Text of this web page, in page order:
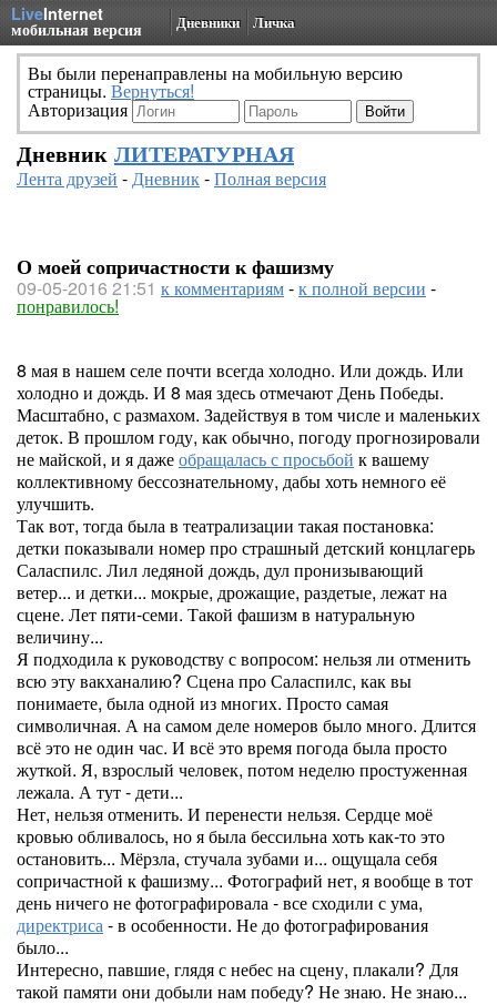
LiveInternet
мобильная версия Дневники Личка
Вы были перенаправлены на мобильную версию
страницы. Вернуться!
Авторизация
Дневник ЛИТЕРАТУРНАЯ
Лента друзей -Дневник-Полная версия
О моей сопричастности к фашизму
09-05-2016 21:51 к комментариям-к полной версии -
понравилось!
8 мая в нашем селе почти всегда холодно. Или дождь. Или
холодно и дождь. И 8 мая здесь отмечают День Победы.
Масштабно, с размахом. Задействуя в том числе и маленьких
деток. В прошлом году, как обычно, погоду прогнозировали
не майской, и я дажеобращалась с просьбой к вашему
коллективному бессознательному, дабы хоть немного её
улучшить.
Так вот, тогда была в театрализации такая постановка:
детки показывали номер про страшный детский концлагерь
Саласпилс. Лил ледяной дождь, дул пронизывающий
ветер... и детки... мокрые, дрожащие, раздетые, лежат на
сцене. Лет пяти-семи. Такой фашизм в натуральную
величину...
Я подходила к руководству с вопросом: нельзя ли отменить
всю эту вакханалию? Сцена про Саласпилс, как вы
понимаете, была одной из многих. Просто самая
символичная. А на самом деле номеров было много. Длится
всё это не один час. И всё это время погода была просто
жуткой. Я, взрослый человек, потом неделю простуженная
лежала. А тут - дети...
Нет, нельзя отменить. И перенести нельзя. Сердце моё
кровью обливалось, но я была бессильна хоть как-то это
остановить... Мёрзла, стучала зубами и... ощущала себя
сопричастной к фашизму... Фотографий нет, я вообще в тот
день ничего не фотографировала - все сходили с ума,
директриса- в особенности. Не до фотографирования
было...
Интересно, павшие, глядя с небес на сцену, плакали? Для
такой памяти они добыли нам победу? Не знаю. Не знаю...